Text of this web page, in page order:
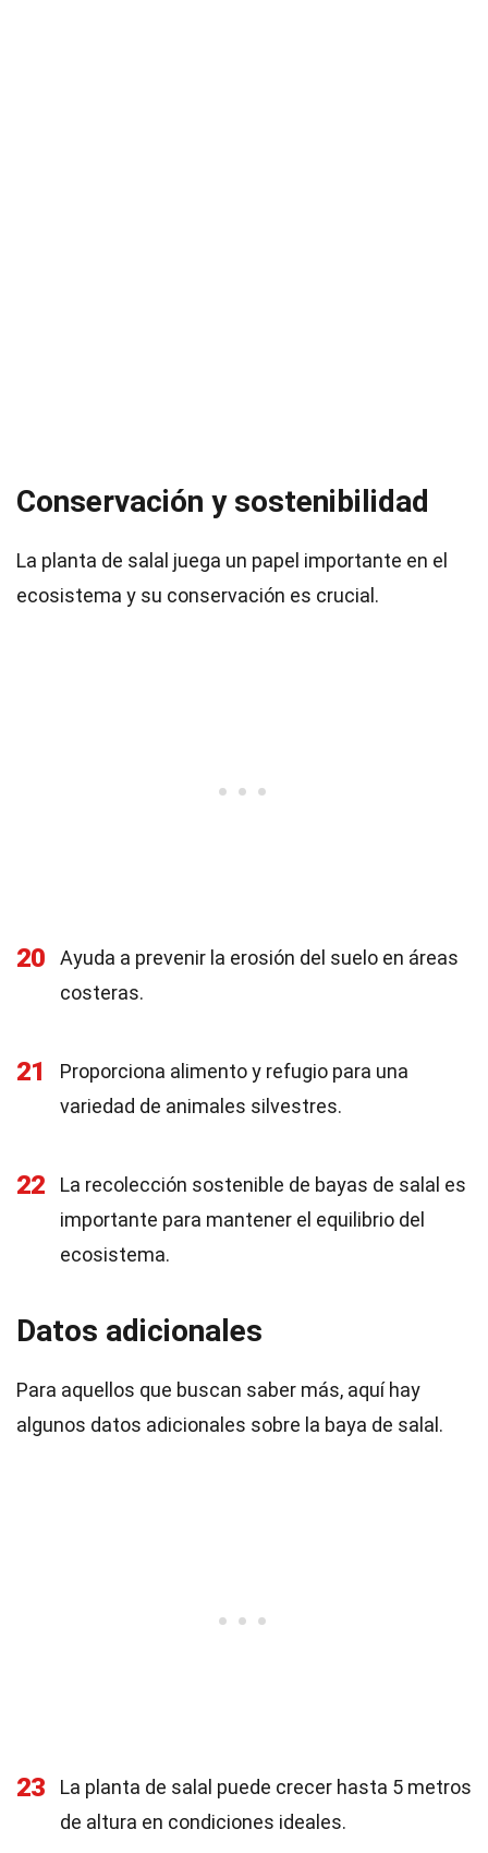
Conservación y sostenibilidad
La planta de salal juega un papel importante en el
ecosistema y su conservación es crucial.
20
Ayuda a prevenir la erosión del suelo en áreas
costeras.
21
Proporciona alimento y refugio para una
variedad de animales silvestres.
22
La recolección sostenible de bayas de salal es
importante para mantener el equilibrio del
ecosistema.
Datos adicionales
Para aquellos que buscan saber más, aquí hay
algunos datos adicionales sobre la baya de salal.
23
La planta de salal puede crecer hasta 5 metros
de altura en condiciones ideales.